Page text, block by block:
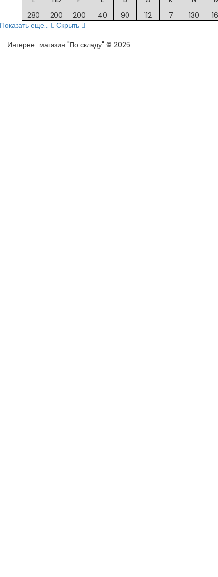
280
200 200 40 90 112 7 130
Показать еще...
Скрыть
Интернет магазин "По складу" © 2026